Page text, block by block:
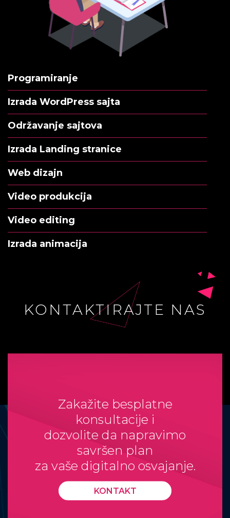
Programiranje
Izrada WordPress sajta
Održavanje sajtova
Izrada Landing stranice
Web dizajn
Video produkcija
Video editing
Izrada animacija
KONTAKTIRAJTE NAS
Zakažite besplatne
konsultacije i
dozvolite da napravimo
savršen plan
za vaše digitalno osvajanje.
KONTAKT